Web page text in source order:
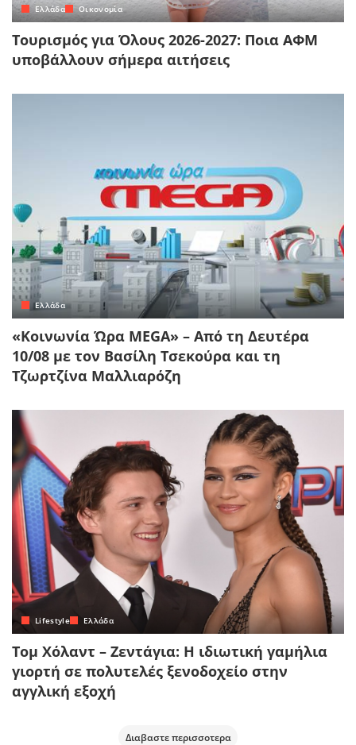
Ελλάδα Οικονομία
Τουρισμός για Όλους 2026-2027: Ποια ΑΦΜ
υποβάλλουν σήμερα αιτήσεις
Ελλάδα
«Κοινωνία Ώρα MEGA» – Από τη Δευτέρα
10/08 με τον Βασίλη Τσεκούρα και τη
Τζωρτζίνα Μαλλιαρόζη
Lifestyle Ελλάδα
Τομ Χόλαντ – Ζεντάγια: Η ιδιωτική γαμήλια
γιορτή σε πολυτελές ξενοδοχείο στην
αγγλική εξοχή
Διαβαστε περισσοτερα